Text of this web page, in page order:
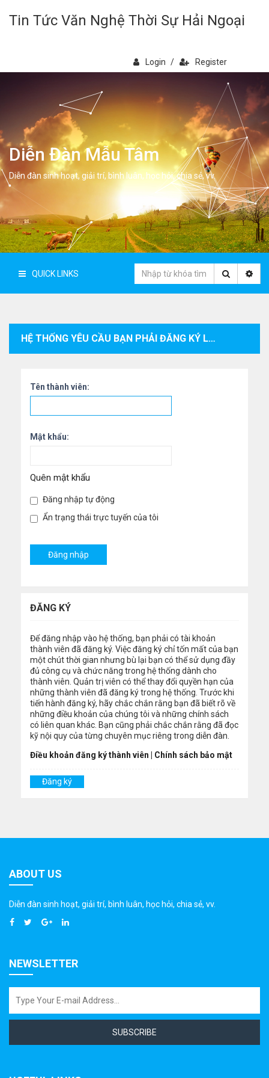
Tin Tức Văn Nghệ Thời Sự Hải Ngoại
Login / Register
Diễn Đàn Mẫu Tâm
Diễn đàn sinh hoạt, giải trí, bình luân, học hỏi, chia sẻ, vv.
QUICK LINKS
HỆ THỐNG YÊU CẦU BẠN PHẢI ĐĂNG KÝ LÀM THÀNH VIÊN VÀ ĐĂNG NHẬP VÀO HỆ THỐNG ĐỂ XEM THÔNG TIN CÁ NHÂN CỦA THÀNH VIÊN.
Tên thành viên:
Mật khẩu:
Quên mật khẩu
Đăng nhập tự động
Ẩn trạng thái trực tuyến của tôi
ĐĂNG KÝ
Để đăng nhập vào hệ thống, bạn phải có tài khoản
thành viên đã đăng ký. Việc đăng ký chỉ tốn mất của bạn
một chút thời gian nhưng bù lại bạn có thể sử dụng đầy
đủ công cụ và chức năng trong hệ thống dành cho
thành viên. Quản trị viên có thể thay đổi quyền hạn của
những thành viên đã đăng ký trong hệ thống. Trước khi
tiến hành đăng ký, hãy chắc chắn rằng bạn đã biết rõ về
những điều khoản của chúng tôi và những chính sách
có liên quan khác. Bạn cũng phải chắc chắn rằng đã đọc
kỹ nội quy của từng chuyên mục riêng trong diễn đàn.
Điều khoản đăng ký thành viên
Chính sách bảo mật
Đăng ký
ABOUT US
Diễn đàn sinh hoạt, giải trí, bình luân, học hỏi, chia sẻ, vv.
NEWSLETTER
SUBSCRIBE